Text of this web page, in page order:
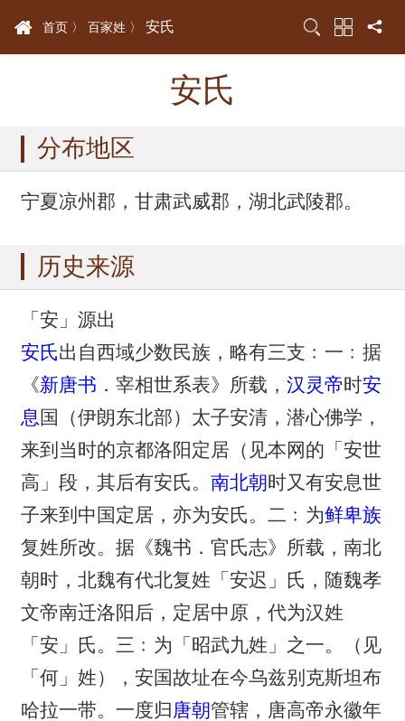
首页 〉 百家姓 〉 安氏
安氏
分布地区
宁夏凉州郡，甘肃武威郡，湖北武陵郡。
历史来源
「安」源出
安氏出自西域少数民族，略有三支﹕一﹕据
《新唐书 ．宰相世系表》所载， 汉灵帝时安
息 国（伊朗东北部）太子安清，潜心佛学，
来到当时的京都洛阳定居（见本网的「安世
高」段，其后有安氏。 南北朝时又有安息世
子来到中国定居，亦为安氏。二﹕为鲜卑族
复姓所改。据《魏书．官氏志》所载，南北
朝时，北魏有代北复姓「安迟」氏，随魏孝
文帝南迁洛阳后，定居中原，代为汉姓
「安」氏。三﹕为「昭武九姓」之一。（见
「何」姓），安国故址在今乌兹别克斯坦布
哈拉一带。一度归唐朝管辖，唐高帝永徽年